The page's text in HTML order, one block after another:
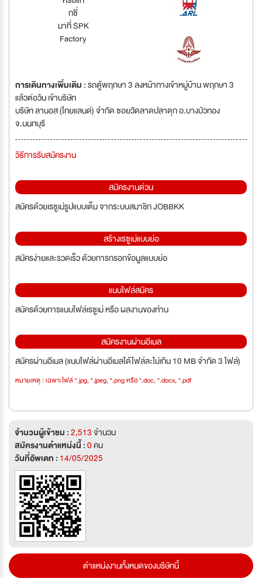
กซี่
มาที่ SPK
Factory
การเดินทางเพิ่มเติม :รถตู้พฤกษา 3 ลงหน้าทางเข้าหมู่บ้าน พฤกษา 3
แล้วต่อวิน เข้าบริษัท
บริษัท ลานอส (ไทยแลนด์) จำกัด ซอยวัดลาดปลาดุก อ.บางบัวทอง
จ.นนทบุรี
วิธีการรับสมัครงาน
สมัครงานด่วน
สมัครด้วยเรซูเม่รูปแบบเต็ม จากระบบสมาชิก JOBBKK
สร้างเรซูเม่แบบย่อ
สมัครง่ายและรวดเร็ว ด้วยการกรอกข้อมูลแบบย่อ
แนบไฟล์สมัคร
สมัครด้วยการแนบไฟล์เรซูเม่ หรือ ผลงานของท่าน
สมัครงานผ่านอีเมล
สมัครผ่านอีเมล (แนบไฟล์ผ่านอีเมลได้ไฟล์ละไม่เกิน 10 MB จำกัด 3 ไฟล์)
หมายเหตุ : เฉพาะไฟล์ *.jpg, *.jpeg, *.png หรือ *.doc, *.docx, *.pdf
จำนวนผู้เข้าชม :2,513จำนวน
สมัครงานตำแหน่งนี้ :0คน
วันที่อัพเดท : 14/05/2025
ตำแหน่งงานทั้งหมดของบริษัทนี้